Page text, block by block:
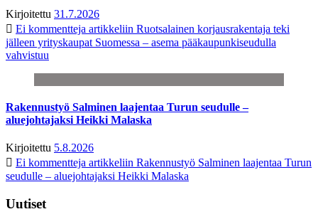
Kirjoitettu 31.7.2026
Ei kommentteja artikkeliin Ruotsalainen korjausrakentaja teki
jälleen yrityskaupat Suomessa – asema pääkaupunkiseudulla
vahvistuu
Rakennustyö Salminen laajentaa Turun seudulle –
aluejohtajaksi Heikki Malaska
Kirjoitettu 5.8.2026
Ei kommentteja artikkeliin Rakennustyö Salminen laajentaa Turun
seudulle – aluejohtajaksi Heikki Malaska
Uutiset